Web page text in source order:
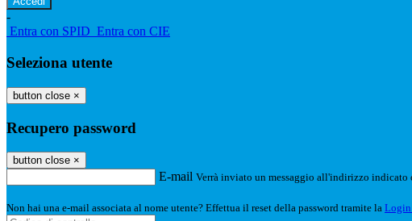
-
Entra con SPID Entra con CIE
Seleziona utente
button close ×
Recupero password
button close ×
E-mail Verrà inviato un messaggio all'indirizzo indicato
Non hai una e-mail associata al nome utente? Effettua il reset della password tramite la Login